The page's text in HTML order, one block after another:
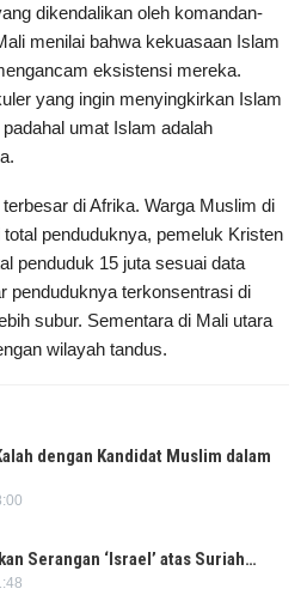
dikendalikan oleh komandan-
menilai bahwa kekuasaan Islam
eksistensi mereka.
yang ingin menyingkirkan Islam
umat Islam adalah
di Afrika. Warga Muslim di
penduduknya, pemeluk Kristen
penduduk 15 juta sesuai data
penduduknya terkonsentrasi di
subur. Sementara di Mali utara
wilayah tandus.
dengan Kandidat Muslim dalam
Serangan ‘Israel’ atas Suriah…